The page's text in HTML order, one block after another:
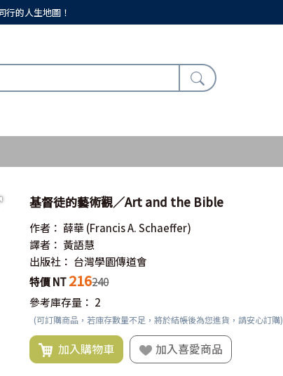
行的人生地圖！
基督徒的藝術觀／Art and the Bible
作者： 薛華(Francis A. Schaeffer)
譯者： 黃語慧
出版社： 台灣學園傳道會
特價 NT216240
參考庫存量： 2
(可訂購商品，若庫存數量不足，將於結帳後為您進貨，請安心訂購)
加入購物車 加入喜愛商品